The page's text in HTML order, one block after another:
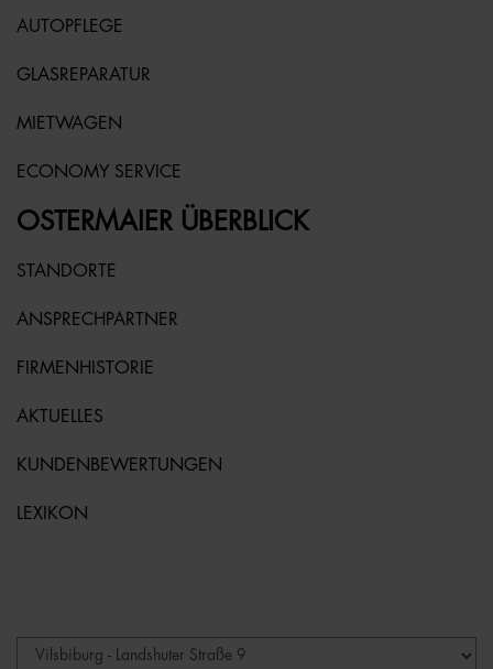
AUTOPFLEGE
GLASREPARATUR
MIETWAGEN
ECONOMY SERVICE
OSTERMAIER ÜBERBLICK
STANDORTE
ANSPRECHPARTNER
FIRMENHISTORIE
AKTUELLES
KUNDENBEWERTUNGEN
LEXIKON